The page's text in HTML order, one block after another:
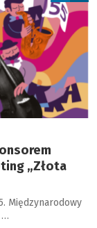
„Złota
Międzynarodowy
…